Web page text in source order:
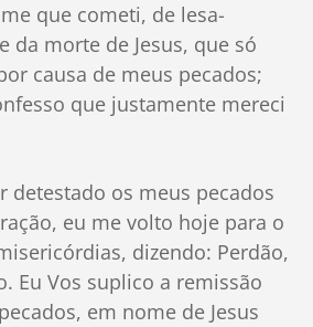
que cometi, de lesa-
da morte de Jesus, que só
causa de meus pecados;
que justamente mereci
detestado os meus pecados
eu me volto hoje para o
dizendo: Perdão,
Eu Vos suplico a remissão
em nome de Jesus